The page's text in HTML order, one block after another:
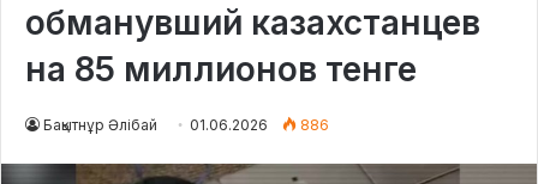
обманувший казахстанцев
на 85 миллионов тенге
Бақытнұр Әлібай 01.06.2026 886